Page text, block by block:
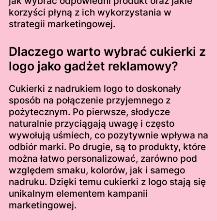
korzyści płyną z ich wykorzystania w
strategii marketingowej.
Dlaczego warto wybrać cukierki z
logo jako gadżet reklamowy?
Cukierki z nadrukiem logo to doskonały
sposób na połączenie przyjemnego z
pożytecznym. Po pierwsze, słodycze
naturalnie przyciągają uwagę i często
wywołują uśmiech, co pozytywnie wpływa na
odbiór marki. Po drugie, są to produkty, które
można łatwo personalizować, zarówno pod
względem smaku, kolorów, jak i samego
nadruku. Dzięki temu cukierki z logo stają się
unikalnym elementem kampanii
marketingowej.